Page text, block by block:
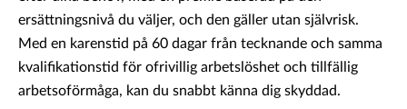
ersättningsnivå du väljer, och den gäller utan självrisk.
Med en karenstid på 60 dagar från tecknande och samma
kvalifikationstid för ofrivillig arbetslöshet och tillfällig
arbetsoförmåga, kan du snabbt känna dig skyddad.